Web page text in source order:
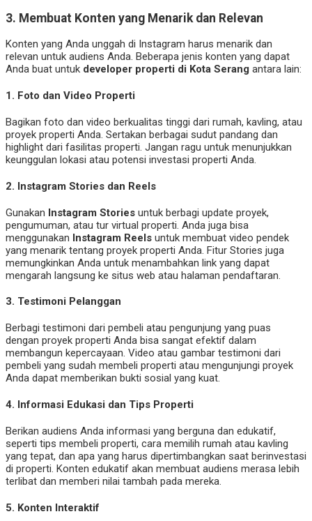
3. Membuat Konten yang Menarik dan Relevan
Konten yang Anda unggah di Instagram harus menarik dan
relevan untuk audiens Anda. Beberapa jenis konten yang dapat
Anda buat untuk developer properti di Kota Serang antara lain:
1. Foto dan Video Properti
Bagikan foto dan video berkualitas tinggi dari rumah, kavling, atau
proyek properti Anda. Sertakan berbagai sudut pandang dan
highlight dari fasilitas properti. Jangan ragu untuk menunjukkan
keunggulan lokasi atau potensi investasi properti Anda.
2. Instagram Stories dan Reels
Gunakan Instagram Stories untuk berbagi update proyek,
pengumuman, atau tur virtual properti. Anda juga bisa
menggunakan Instagram Reels untuk membuat video pendek
yang menarik tentang proyek properti Anda. Fitur Stories juga
memungkinkan Anda untuk menambahkan link yang dapat
mengarah langsung ke situs web atau halaman pendaftaran.
3. Testimoni Pelanggan
Berbagi testimoni dari pembeli atau pengunjung yang puas
dengan proyek properti Anda bisa sangat efektif dalam
membangun kepercayaan. Video atau gambar testimoni dari
pembeli yang sudah membeli properti atau mengunjungi proyek
Anda dapat memberikan bukti sosial yang kuat.
4. Informasi Edukasi dan Tips Properti
Berikan audiens Anda informasi yang berguna dan edukatif,
seperti tips membeli properti, cara memilih rumah atau kavling
yang tepat, dan apa yang harus dipertimbangkan saat berinvestasi
di properti. Konten edukatif akan membuat audiens merasa lebih
terlibat dan memberi nilai tambah pada mereka.
5. Konten Interaktif